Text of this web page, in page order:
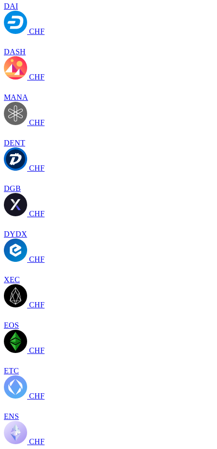
DAI
CHF
DASH
CHF
MANA
CHF
DENT
CHF
DGB
CHF
DYDX
CHF
XEC
CHF
EOS
CHF
ETC
CHF
ENS
CHF